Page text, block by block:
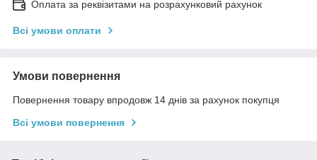
Оплата за реквізитами на розрахунковий рахунок
Всі умови оплати
Умови повернення
Повернення товару впродовж 14 днів за рахунок покупця
Всі умови повернення